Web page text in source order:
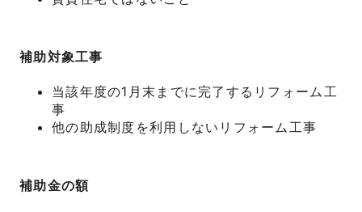
補助対象工事
当該年度の1月末までに完了するリフォーム工
事
他の助成制度を利用しないリフォーム工事
補助金の額